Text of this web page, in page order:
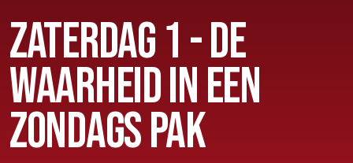
Jeugd
Senioren
Clubinfo
Nieuwsoverzicht
Sponsoring
ZATERDAG 1 - DE
WAARHEID IN EEN
ZONDAGS PAK